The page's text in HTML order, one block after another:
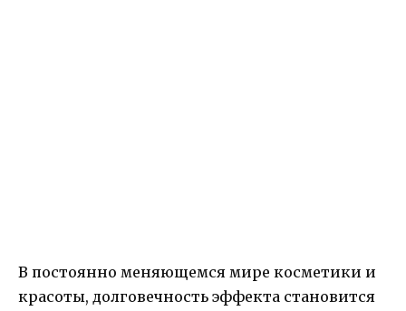
В постоянно меняющемся мире косметики и
красоты, долговечность эффекта становится